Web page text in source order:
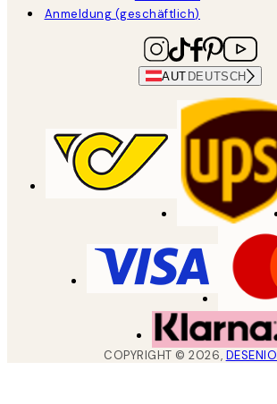
Anmeldung (geschäftlich)
AUT DEUTSCH
COPYRIGHT ©2026, DESENIO